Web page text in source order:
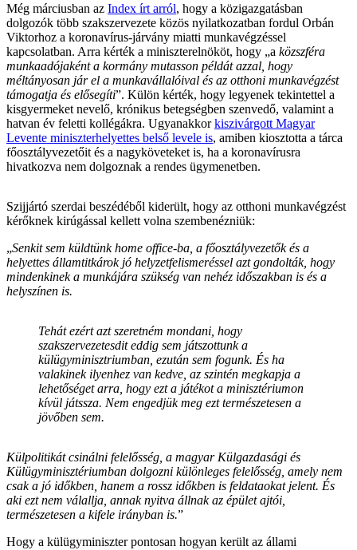
Még márciusban az Index írt arról, hogy a közigazgatásban
dolgozók több szakszervezete közös nyilatkozatban fordul Orbán
Viktorhoz a koronavírus-járvány miatti munkavégzéssel
kapcsolatban. Arra kérték a miniszterelnököt, hogy „a közszféra
munkaadójaként a kormány mutasson példát azzal, hogy
méltányosan jár el a munkavállalóival és az otthoni munkavégzést
támogatja és elősegíti”. Külön kérték, hogy legyenek tekintettel a
kisgyermeket nevelő, krónikus betegségben szenvedő, valamint a
hatvan év feletti kollégákra. Ugyanakkorkiszivárgott Magyar
Levente miniszterhelyettes belső levele is, amiben kiosztotta a tárca
főosztályvezetőit és a nagyköveteket is, ha a koronavírusra
hivatkozva nem dolgoznak a rendes ügymenetben.
Szijjártó szerdai beszédéből kiderült, hogy az otthoni munkavégzést
kérőknek kirúgással kellett volna szembenézniük:
„Senkit sem küldtünk home office-ba, a főosztályvezetők és a
helyettes államtitkárok jó helyzetfelismeréssel azt gondolták, hogy
mindenkinek a munkájára szükség van nehéz időszakban is és a
helyszínen is.
Tehát ezért azt szeretném mondani, hogy
szakszervezetesdit eddig sem játszottunk a
külügyminisztriumban, ezután sem fogunk. És ha
valakinek ilyenhez van kedve, az szintén megkapja a
lehetőséget arra, hogy ezt a játékot a minisztériumon
kívül játssza. Nem engedjük meg ezt természetesen a
jövőben sem.
Külpolitikát csinálni felelősség, a magyar Külgazdasági és
Külügyminisztériumban dolgozni különleges felelősség, amely nem
csak a jó időkben, hanem a rossz időkben is feldataokat jelent. És
aki ezt nem válallja, annak nyitva állnak az épület ajtói,
természetesen a kifele irányban is.”
Hogy a külügyminiszter pontosan hogyan került az állami